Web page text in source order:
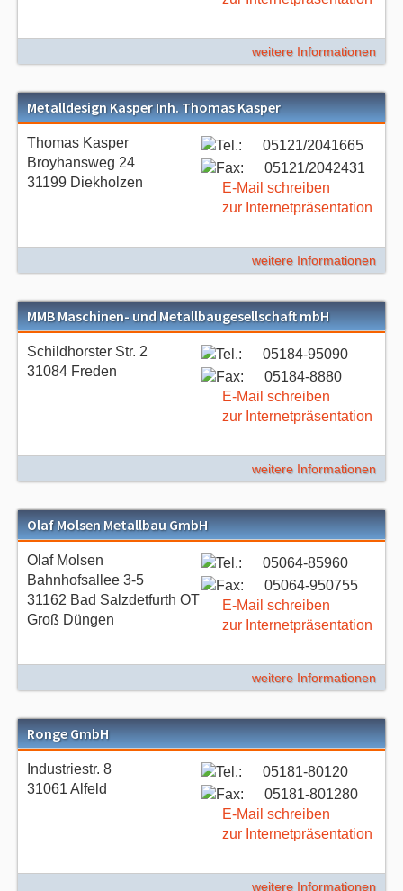
weitere Informationen
Metalldesign Kasper Inh. Thomas Kasper
Thomas Kasper
Broyhansweg 24
31199 Diekholzen
05121/2041665
05121/2042431
E-Mail schreiben
zur Internetpräsentation
weitere Informationen
MMB Maschinen- und Metallbaugesellschaft mbH
Schildhorster Str. 2
31084 Freden
05184-95090
05184-8880
E-Mail schreiben
zur Internetpräsentation
weitere Informationen
Olaf Molsen Metallbau GmbH
Olaf Molsen
Bahnhofsallee 3-5
31162 Bad Salzdetfurth OT
Groß Düngen
05064-85960
05064-950755
E-Mail schreiben
zur Internetpräsentation
weitere Informationen
Ronge GmbH
Industriestr. 8
31061 Alfeld
05181-80120
05181-801280
E-Mail schreiben
zur Internetpräsentation
weitere Informationen